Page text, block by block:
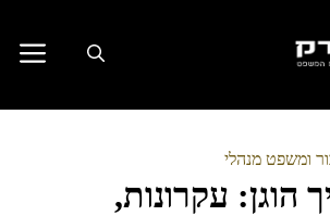
ומשפט מנהלי
הוגן: עקרונות,